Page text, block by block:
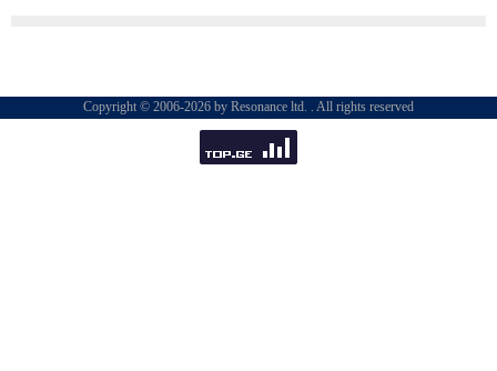
Copyright © 2006-2026 by Resonance ltd. . All rights reserved